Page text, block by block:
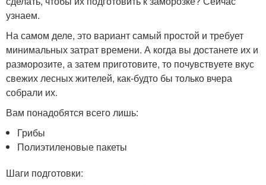
узнаем.
На самом деле, это вариант самый простой и требует
минимальных затрат времени. А когда вы достанете их и
разморозите, а затем приготовите, то почувствуете вкус
свежих лесных жителей, как-будто бы только вчера
собрали их.
Вам понадобятся всего лишь:
Грибы
Полиэтиленовые пакеты
Шаги подготовки: